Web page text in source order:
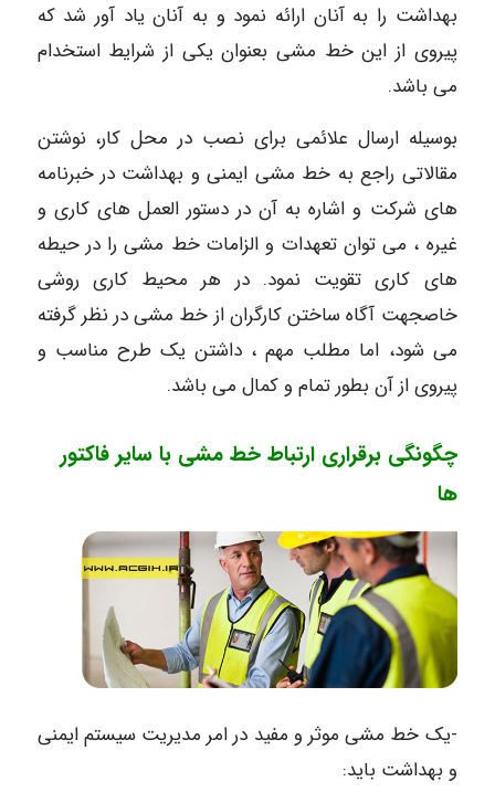
بهداشت را به آنان ارائه نمود و به آنان یاد آور شد که
پیروی از این خط مشی بعنوان یکی از شرایط استخدام
می باشد.
بوسیله ارسال علائمی برای نصب در محل کار، نوشتن
مقالاتی راجع به خط مشی ایمنی و بهداشت در خبرنامه
های شرکت و اشاره به آن در دستور العمل های کاری و
غیره ، می توان تعهدات و الزامات خط مشی را در حیطه
های کاری تقویت نمود. در هر محیط کاری روشی
خاصجهت آگاه ساختن کارگران از خط مشی در نظر گرفته
می شود، اما مطلب مهم ، داشتن یک طرح مناسب و
پیروی از آن بطور تمام و کمال می باشد.
چگونگی برقراری ارتباط خط مشی با سایر فاکتور
ها
-یک خط مشی موثر و مفید در امر مدیریت سیستم ایمنی
و بهداشت باید: